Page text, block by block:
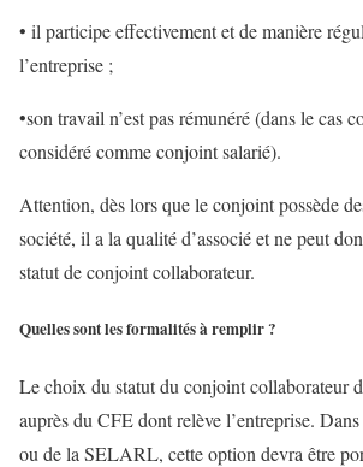
• il participe effectivement et de manière
l’entreprise ;
•son travail n’est pas rémunéré (dans le cas
considéré comme conjoint salarié).
Attention, dès lors que le conjoint possède
société, il a la qualité d’associé et ne peut
statut de conjoint collaborateur.
Quelles sont les formalités à remplir ?
Le choix du statut du conjoint collaborateur
auprès du CFE dont relève l’entreprise.
ou de la SELARL, cette option devra être